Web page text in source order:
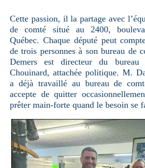
Cette passion, il la partage avec
de comté situé au 2400,
Québec. Chaque député peut
de trois personnes à son bureau de
Demers est directeur du
Chouinard, attachée politique. M.
a déjà travaillé au bureau de
accepte de quitter
prêter main-forte quand le besoin se